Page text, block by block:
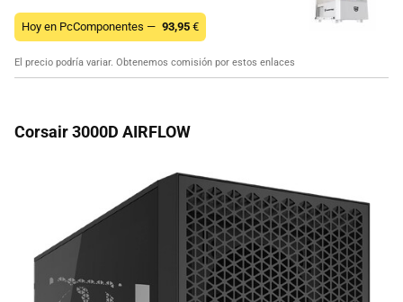
Hoy en PcComponentes — 93,95 €
El precio podría variar. Obtenemos comisión por estos enlaces
Corsair 3000D AIRFLOW